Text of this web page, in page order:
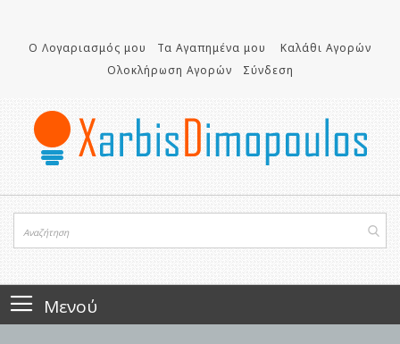
περιεχόμενο
Ο Λογαριασμός μου Τα Αγαπημένα μου
Καλάθι Αγορών
Ολοκλήρωση Αγορών
Σύνδεση
Μενού